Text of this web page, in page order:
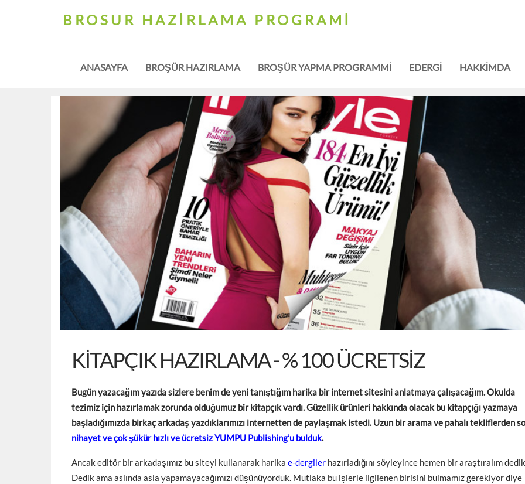
BROSUR HAZIRLAMA PROGRAMI
ANASAYFA BROŞÜR HAZIRLAMA BROŞÜR YAPMA PROGRAMMI EDERGI HAKKIMDA
KITAPÇIK HAZIRLAMA - % 100 ÜCRETSIZ
Bugün yazacağım yazıda sizlere benim de yeni tanıştığım harika bir internet sitesini anlatmaya çalışacağım. Okulda
tezimiz için hazırlamak zorunda olduğumuz bir kitapçık vardı. Güzellik ürünleri hakkında olacak bu kitapçığı yazmaya
başladığımızda birkaç arkadaş yazdıklarımızı internetten de paylaşmak istedi. Uzun bir arama ve pahalı tekliflerden
nihayet ve çok şükür hızlı ve ücretsiz YUMPU Publishing’u bulduk.
Ancak editör bir arkadaşımız bu siteyi kullanarak harika e-dergiler hazırladığını söyleyince hemen bir araştıralım
Dedik ama aslında asla yapamayacağımızı düşünüyorduk. Mutlaka bu işlerle ilgilenen birisini bulmamız gerekiyor diye